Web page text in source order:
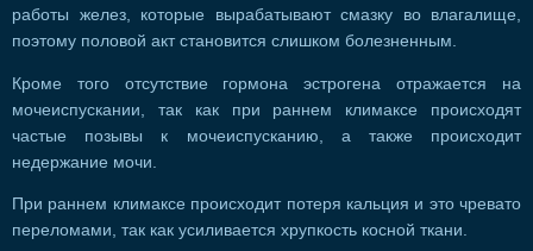
работы желез, которые вырабатывают смазку во влагалище,
поэтому половой акт становится слишком болезненным.
Кроме того отсутствие гормона эстрогена отражается на
мочеиспускании, так как при раннем климаксе происходят
частые позывы к мочеиспусканию, а также происходит
недержание мочи.
При раннем климаксе происходит потеря кальция и это чревато
переломами, так как усиливается хрупкость косной ткани.